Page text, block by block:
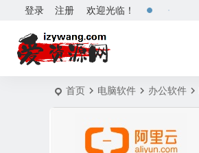
欢迎光临！
登录 注册
首页 电脑软件 办公软件